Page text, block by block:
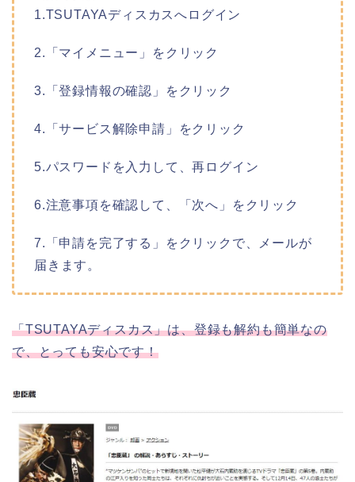
1.TSUTAYAディスカスへログイン
2.「マイメニュー」をクリック
3.「登録情報の確認」をクリック
4.「サービス解除申請」をクリック
5.パスワードを入力して、再ログイン
6.注意事項を確認して、「次へ」をクリック
7.「申請を完了する」をクリックで、メールが
届きます。
「TSUTAYAディスカス」は、登録も解約も簡単なの
で、とっても安心です！